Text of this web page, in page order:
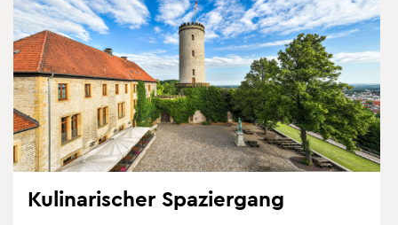
Ku­li­na­ri­scher Spa­zier­gang